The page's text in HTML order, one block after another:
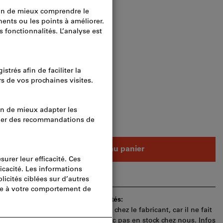
L23950 975
: 10 unités
Ajouter au panier
pour approbation.
de livraison et les conseils limités:
cet article pour vous directement chez le fabricant, car il ne fait
principal et n’est donc pas en stock chez nous. Infos